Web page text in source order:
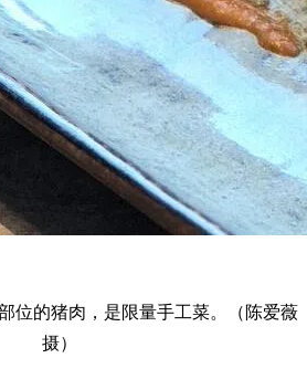
位的猪肉，是限量手工菜。（陈爱薇
摄）